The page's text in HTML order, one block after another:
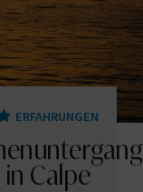
ERFAHRUNGEN
in Calpe